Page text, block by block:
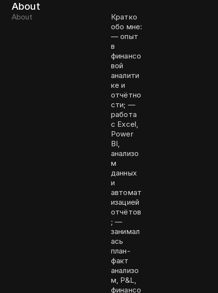
About
About
Кратко
обо мне:
— опыт
в
финансо
вой
аналити
ке и
отчётно
сти; —
работа
с Excel,
Power
BI,
анализо
м
данных
и
автомат
изацией
отчётов
; —
занимал
ась
план-
факт
анализо
м, P&L,
финансо